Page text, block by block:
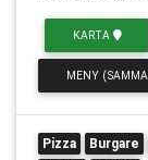
KARTA
MENY
Pizza Burgare